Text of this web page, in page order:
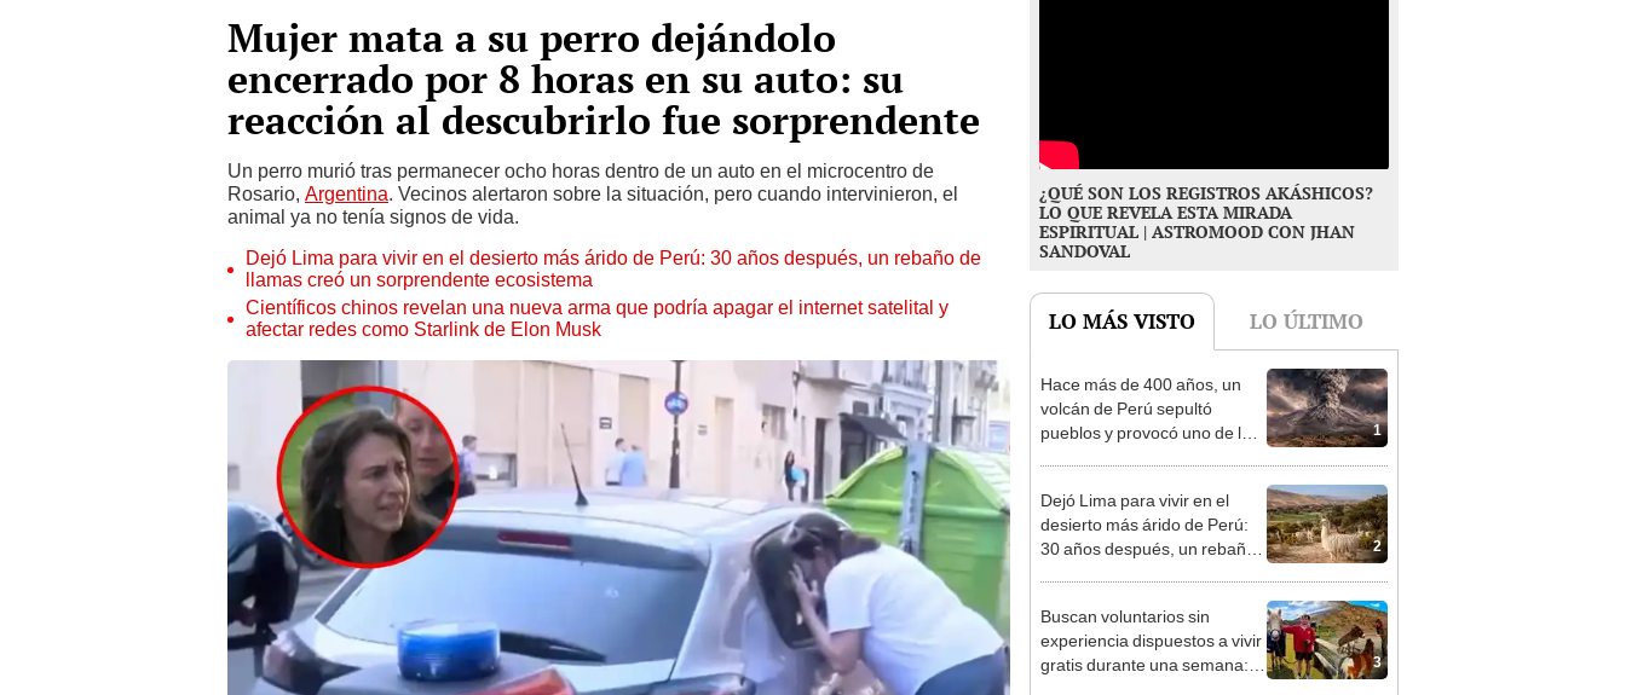
Mujer mata a su perro dejándolo
encerrado por 8 horas en su auto: su
reacción al descubrirlo fue sorprendente
Un perro murió tras permanecer ocho horas dentro de un auto en el microcentro de
Rosario, Argentina. Vecinos alertaron sobre la situación, pero cuando intervinieron, el
animal ya no tenía signos de vida.
Dejó Lima para vivir en el desierto más árido de Perú: 30 años después, un rebaño de
llamas creó un sorprendente ecosistema
Científicos chinos revelan una nueva arma que podría apagar el internet satelital y
afectar redes como Starlink de Elon Musk
¿QUÉ SON LOS REGISTROS AKÁSHICOS?
LO QUE REVELA ESTA MIRADA
ESPIRITUAL | ASTROMOOD CON JHAN
SANDOVAL
LO MÁS VISTO LO ÚLTIMO
1
Hace más de 400 años, un
volcán de Perú sepultó
pueblos y provocó uno de los
2
Dejó Lima para vivir en el
desierto más árido de Perú:
30 años después, un rebaño
3
Buscan voluntarios sin
experiencia dispuestos a vivir
gratis durante una semana: